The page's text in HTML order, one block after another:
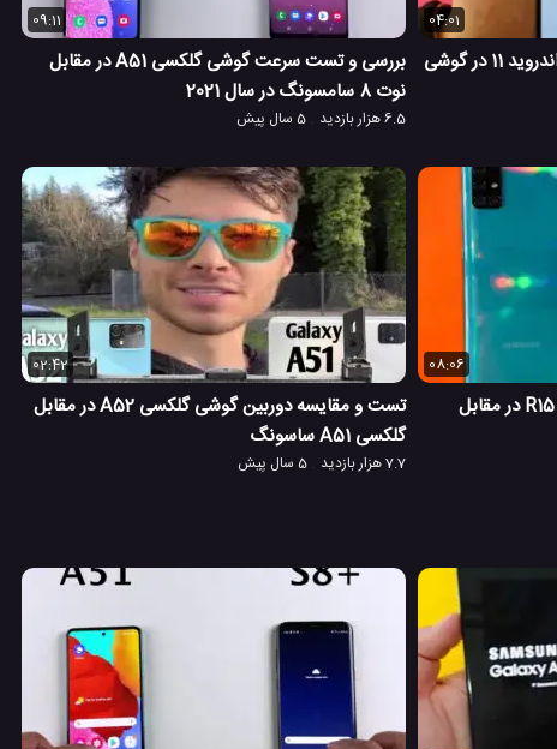
04:01
بررسی آپدیت جدید ONE UI 3 و اندروید 11 در گوشی
09:11
بررسی و تست سرعت گوشی گلکسی A51 در مقابل
نوت 8 سامسونگ در سال 2021
6.5 هزار بازدید 5 سال پیش
08:06
مقایسه و تست سرعت گوشی اوپو R15 در مقابل
02:42
تست و مقایسه دوربین گوشی گلکسی A52 در مقابل
گلکسی A51 ساسونگ
7.7 هزار بازدید 5 سال پیش